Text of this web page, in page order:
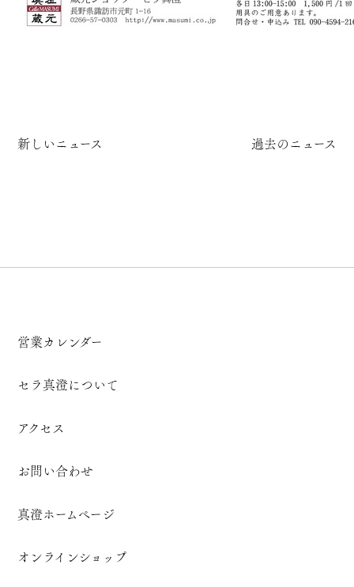
新しいニュース 過去のニュース
営業カレンダー
セラ真澄について
アクセス
お問い合わせ
真澄ホームページ
オンラインショップ